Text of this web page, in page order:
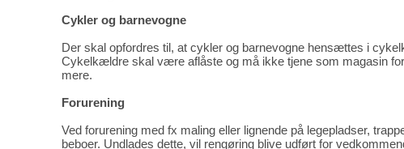
Cykler og barnevogne
Der skal opfordres til, at cykler og barnevogne hensættes i
Cykelkældre skal være aflåste og må ikke tjene som magasin
mere.
Forurening
Ved forurening med fx maling eller lignende på legepladser,
beboer. Undlades dette, vil rengøring blive udført for